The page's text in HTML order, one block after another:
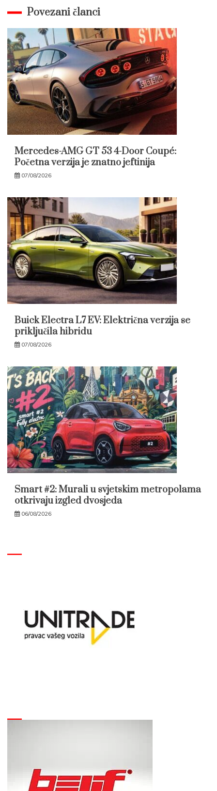
Povezani članci
Mercedes-AMG GT 53 4-Door Coupé:
Početna verzija je znatno jeftinija
07/08/2026
Buick Electra L7 EV: Električna verzija se
priključila hibridu
07/08/2026
Smart #2: Murali u svjetskim metropolama
otkrivaju izgled dvosjeda
06/08/2026